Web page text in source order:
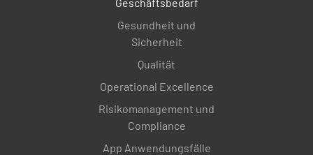
Gesundheit und
Sicherheit
Qualität
Operational Excellence
Risikomanagement und
Compliance
App Anwendungsfälle